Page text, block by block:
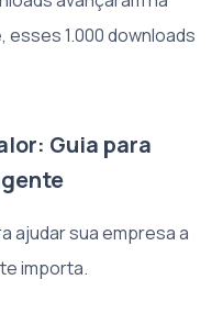
1.000 downloads
Guia para
ajudar sua empresa a
importa.